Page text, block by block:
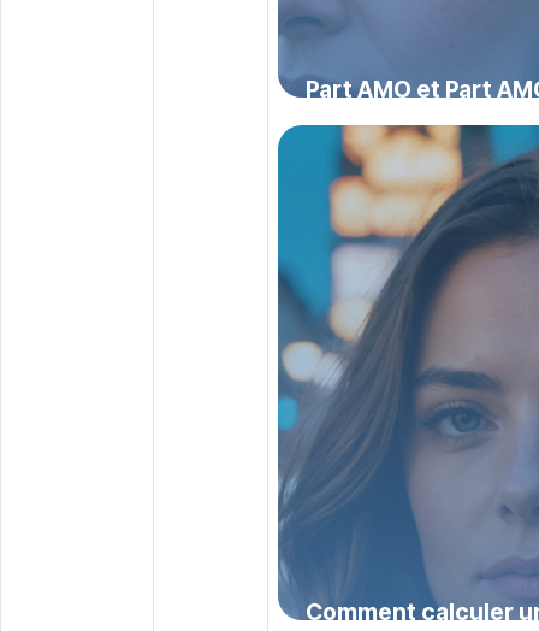
Part AMO et Part
votre couverture
27 juillet 2026
Comment calculer